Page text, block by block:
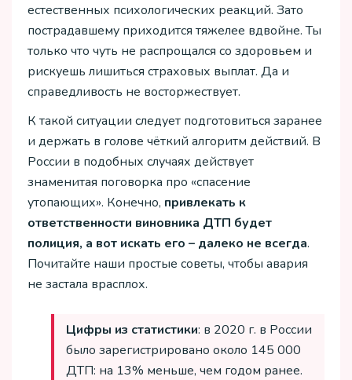
естественных психологических реакций. Зато
пострадавшему приходится тяжелее вдвойне. Ты
только что чуть не распрощался со здоровьем и
рискуешь лишиться страховых выплат. Да и
справедливость не восторжествует.
К такой ситуации следует подготовиться заранее
и держать в голове чёткий алгоритм действий. В
России в подобных случаях действует
знаменитая поговорка про «спасение
утопающих». Конечно, привлекать к
ответственности виновника ДТП будет
полиция, а вот искать его – далеко не всегда.
Почитайте наши простые советы, чтобы авария
не застала врасплох.
Цифры из статистики: в 2020 г. в России
было зарегистрировано около 145 000
ДТП: на 13% меньше, чем годом ранее.